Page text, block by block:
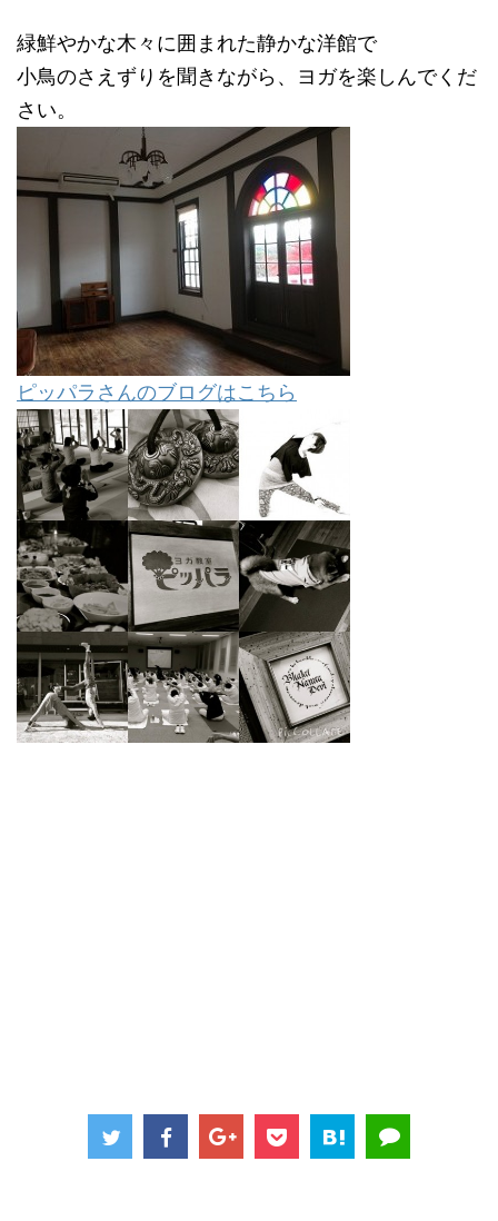
緑鮮やかな木々に囲まれた静かな洋館で
小鳥のさえずりを聞きながら、ヨガを楽しんでくだ
さい。
ピッパラさんのブログはこちら